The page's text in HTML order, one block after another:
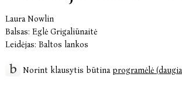
Laura Nowlin
Balsas: Eglė Grigaliūnaitė
Leidėjas: Baltos lankos
Norint klausytis būtinaprogramėlė